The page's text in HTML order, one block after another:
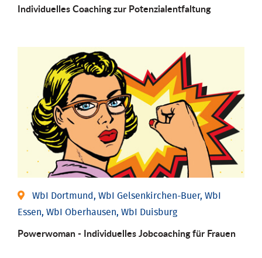
Individuelles Coaching zur Potenzialentfaltung
WbI Dortmund, WbI Gelsenkirchen-Buer, WbI
Essen, WbI Oberhausen, WbI Duisburg
Powerwoman - Individu­elles Job­coaching für Frauen